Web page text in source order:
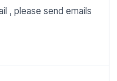
, please send emails